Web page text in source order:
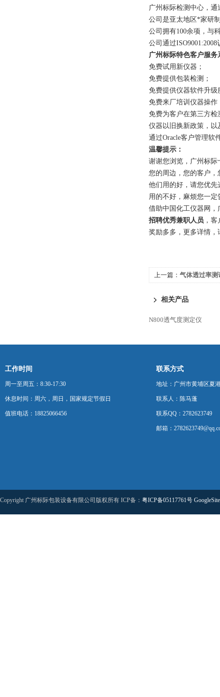
广州标际检测中心 ， 通
公司 是亚太地区*家研
公司拥有100余项， 与
公司通过
广州标际特色客户服
免费试用新仪器；
免费提供包装检测；
免费提供仪器软件升级
免费来厂培训仪器操
免费为客户在第三方
仪器以旧换新政策，
通过Oracle客户管理软
温馨提示：
谢谢您浏览，广州标
您的周边，您的客户
他们用的好，请您优
用的不好，麻烦您一
借助中国化工仪器网
招聘优秀兼职人员 ，
奖励多多，更多详情，
上一篇： 气体透过率测
相关产品
N800透气度测定仪
工作时间
周一至周五：8:30-17:30
休息时间：周六，周日，国家规定节假日
值班电话：18825066456
联系方式
地址：广州市黄埔区夏
联系人：陈马蓬
联系QQ：2782623749
邮箱：
Copyright 广州标际包装设备有限公司版权所有 ICP备： 粤ICP备05117761号